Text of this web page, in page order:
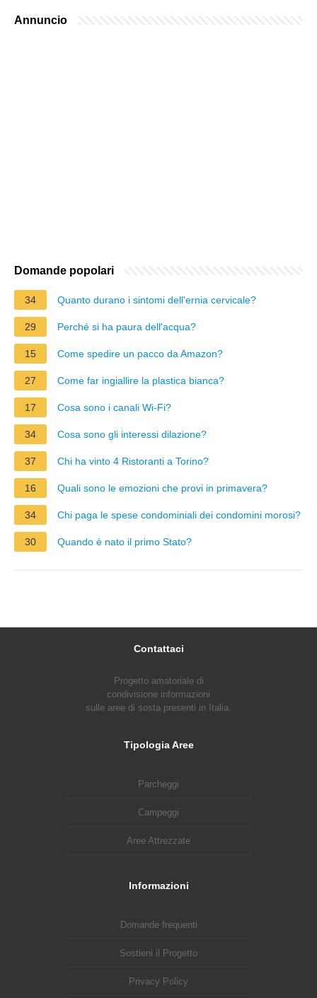
Annuncio
Domande popolari
34 Quanto durano i sintomi dell'ernia cervicale?
29 Perché si ha paura dell'acqua?
15 Come spedire un pacco da Amazon?
27 Come far ingiallire la plastica bianca?
17 Cosa sono i canali Wi-Fi?
34 Cosa sono gli interessi dilazione?
37 Chi ha vinto 4 Ristoranti a Torino?
16 Quali sono le emozioni che provi in primavera?
34 Chi paga le spese condominiali dei condomini morosi?
30 Quando è nato il primo Stato?
Contattaci
Progetto amatoriale di
condivisione informazioni
sulle aree di sosta presenti in Italia.
Tipologia Aree
Parcheggi
Campeggi
Aree Attrezzate
Informazioni
Domande frequenti
Sostieni il Progetto
Privacy Policy